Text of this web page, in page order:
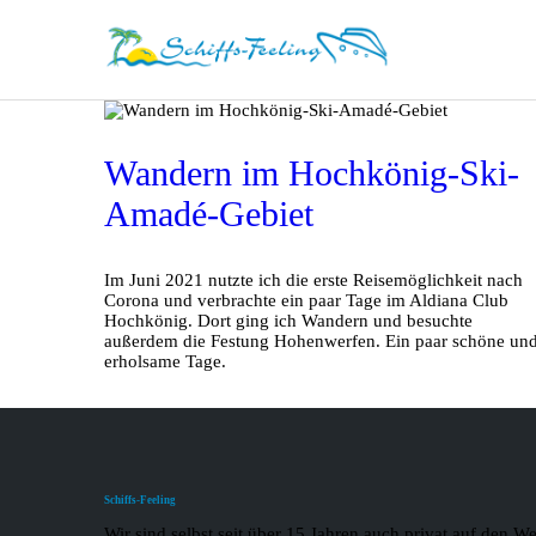
Wandern im Hochkönig-Ski-
Amadé-Gebiet
Im Juni 2021 nutzte ich die erste Reisemöglichkeit nach
Corona und verbrachte ein paar Tage im Aldiana Club
Hochkönig. Dort ging ich Wandern und besuchte
außerdem die Festung Hohenwerfen. Ein paar schöne und
erholsame Tage.
Schiffs-Feeling